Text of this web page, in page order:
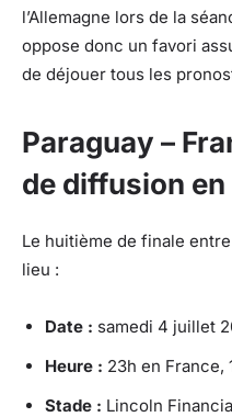
l’Allemagne lors de la
oppose donc un favori
de déjouer tous les
Paraguay –
de diffusion en
Le huitième de finale
lieu :
Date : samedi 4 juillet
Heure : 23h en France,
Stade : Lincoln